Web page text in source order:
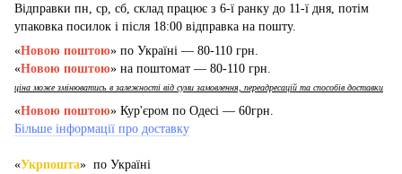
Відправки пн, ср, сб, склад працює з 6-ї ранку до 11-ї дня, потім
упаковка посилок і після 18:00 відправка на пошту.
«Новою поштою» по Україні — 80-110 грн.
«Новою поштою» на поштомат — 80-110 грн.
ціна може змінюватись в залежності від суми замовлення, переадресацій та способів доставки
«Новою поштою» Кур'єром по Одесі — 60грн.
Більше інформації про доставку
«Укрпошта» по Україні